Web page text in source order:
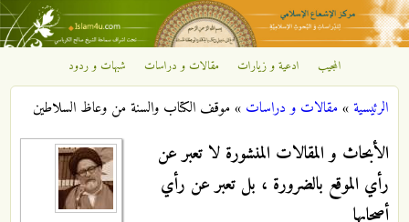
تجاوز إلى المحتوى الرئيسي
مركز
الإشعاع
الإسلامي
المجيب ادعية و زيارات مقالات و دراسات شبهات و ردود
أنت هنا
الرئيسية»مقالات و دراسات »موقف الکتاب والسنة من وعاظ السلاطین
الأبحاث و المقالات المنشورة لا تعبر عن
رأي الموقع بالضرورة ، بل تعبر عن رأي
أصحابها